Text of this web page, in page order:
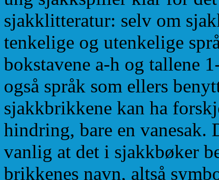
sjakklitteratur: selv om
tenkelige og utenkelige
bokstavene a-h og tallene
også språk som ellers
sjakkbrikkene kan ha
hindring, bare en vanesak.
vanlig at det i sjakkbøker
brikkenes navn, altså